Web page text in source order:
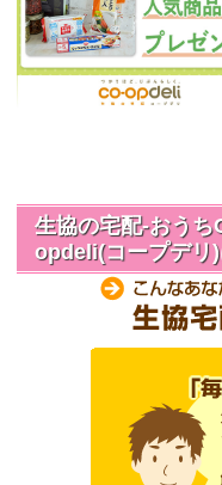
生協の宅配-おう
opdeli(コープデリ